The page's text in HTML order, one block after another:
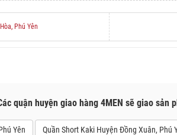
Phú Yên
quận huyện giao hàng 4MEN sẽ giao sản
Yên Quần Short Kaki Huyện Đồng Xuân, Phú